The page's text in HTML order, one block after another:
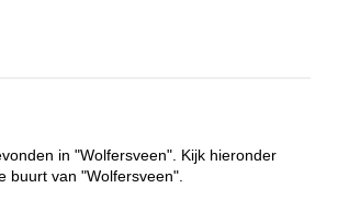
in "Wolfersveen". Kijk hieronder
buurt van "Wolfersveen".